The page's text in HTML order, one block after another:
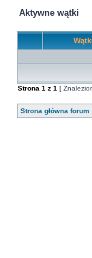
Aktywne wątki
Strona 1 z 1 [
Strona główna forum